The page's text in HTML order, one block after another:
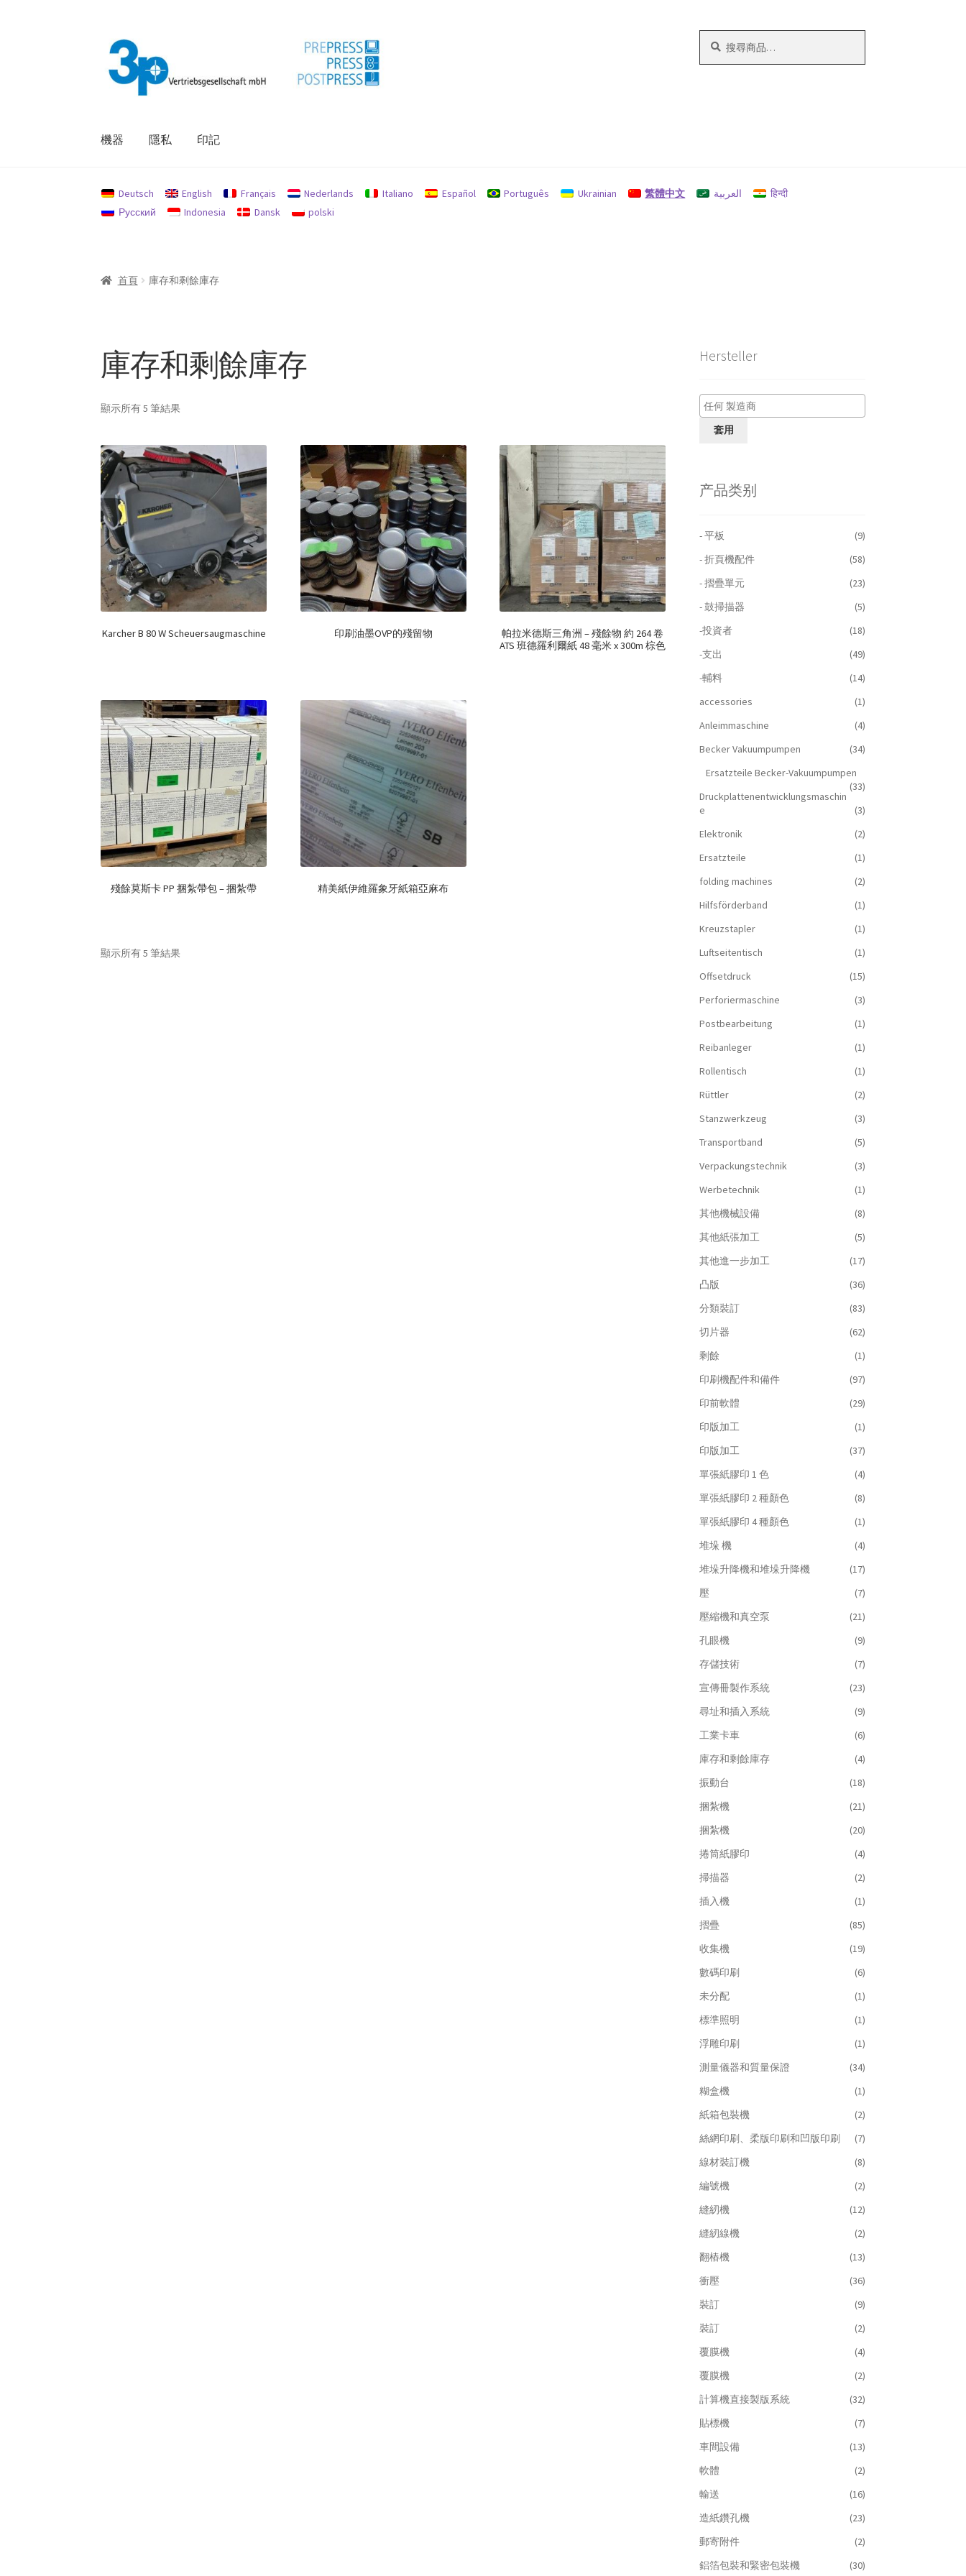
至
導
覽
至
主
要
關
機器 隱私 印記
Deutsch English Français Nederlands Italiano Español Português Ukrainian 繁體中文 العربية
हिन्दी
Русский
Indonesia Dansk polski
首頁 庫存和剩餘庫存
庫存和剩餘庫存
顯示所有 5 筆結果
Karcher B 80 W Scheuersaugmaschine 印刷油墨OVP的殘留物
帕拉米德斯三角洲 – 殘餘物 約 264 卷
ATS 班德羅利爾紙 48 毫米 x 300m 棕色
殘餘莫斯卡 PP 捆紮帶包 – 捆紮帶 精美紙伊維羅象牙紙箱亞麻布
顯示所有 5 筆結果
Hersteller
套用
产品类别
- 平板
(9)
- 折頁機配件
(58)
- 摺疊單元
(23)
- 鼓掃描器
(5)
-投資者
(18)
-支出
(49)
-輔料
(14)
accessories
(1)
Anleimmaschine
(4)
Becker Vakuumpumpen
(34)
Ersatzteile Becker-Vakuumpumpen
(33)
Druckplattenentwicklungsmaschin
e
(3)
Elektronik
(2)
Ersatzteile
(1)
folding machines
(2)
Hilfsförderband
(1)
Kreuzstapler
(1)
Luftseitentisch
(1)
Offsetdruck
(15)
Perforiermaschine
(3)
Postbearbeitung
(1)
Reibanleger
(1)
Rollentisch
(1)
Rüttler
(2)
Stanzwerkzeug
(3)
Transportband
(5)
Verpackungstechnik
(3)
Werbetechnik
(1)
其他機械設備
(8)
其他紙張加工
(5)
其他進一步加工
(17)
凸版
(36)
分類裝訂
(83)
切片器
(62)
剩餘
(1)
印刷機配件和備件
(97)
印前軟體
(29)
印版加工
(1)
印版加工
(37)
單張紙膠印 1 色
(4)
單張紙膠印 2 種顏色
(8)
單張紙膠印 4 種顏色
(1)
堆垛 機
(4)
堆垛升降機和堆垛升降機
(17)
壓
(7)
壓縮機和真空泵
(21)
孔眼機
(9)
存儲技術
(7)
宣傳冊製作系統
(23)
尋址和插入系統
(9)
工業卡車
(6)
庫存和剩餘庫存
(4)
振動台
(18)
捆紮機
(21)
捆紮機
(20)
捲筒紙膠印
(4)
掃描器
(2)
插入機
(1)
摺疊
(85)
收集機
(19)
數碼印刷
(6)
未分配
(1)
標準照明
(1)
浮雕印刷
(1)
測量儀器和質量保證
(34)
糊盒機
(1)
紙箱包裝機
(2)
絲網印刷、柔版印刷和凹版印刷
(7)
線材裝訂機
(8)
編號機
(2)
縫紉機
(12)
縫紉線機
(2)
翻樁機
(13)
衝壓
(36)
裝訂
(9)
裝訂
(2)
覆膜機
(4)
覆膜機
(2)
計算機直接製版系統
(32)
貼標機
(7)
車間設備
(13)
軟體
(2)
輸送
(16)
造紙鑽孔機
(23)
郵寄附件
(2)
鋁箔包裝和緊密包裝機
(30)